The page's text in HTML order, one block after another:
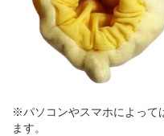
※パソコンやスマホによって
ます。